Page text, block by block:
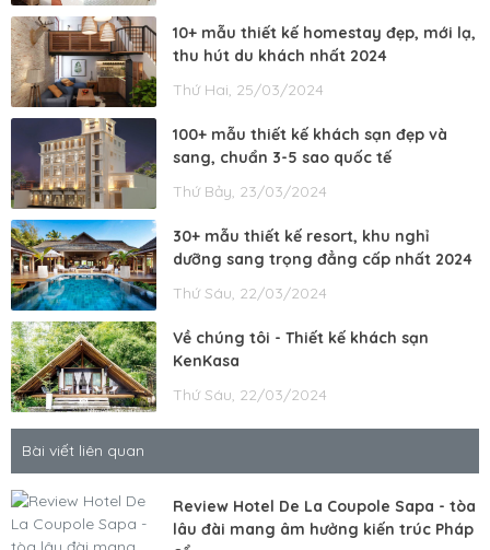
10+ mẫu thiết kế homestay đẹp, mới lạ,
thu hút du khách nhất 2024
Thứ Hai, 25/03/2024
100+ mẫu thiết kế khách sạn đẹp và
sang, chuẩn 3-5 sao quốc tế
Thứ Bảy, 23/03/2024
30+ mẫu thiết kế resort, khu nghỉ
dưỡng sang trọng đẳng cấp nhất 2024
Thứ Sáu, 22/03/2024
Về chúng tôi - Thiết kế khách sạn
KenKasa
Thứ Sáu, 22/03/2024
Bài viết liên quan
Review Hotel De La Coupole Sapa - tòa
lâu đài mang âm hưởng kiến trúc Pháp